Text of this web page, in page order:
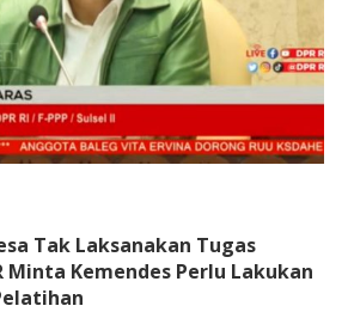
Tak Laksanakan Tugas
Minta Kemendes Perlu Lakukan